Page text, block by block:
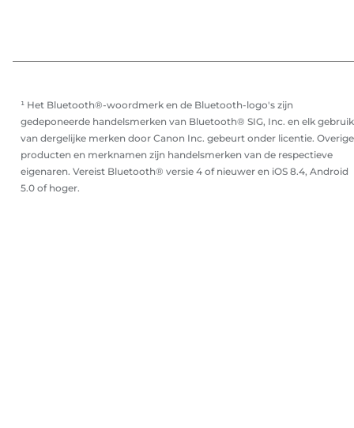
¹ Het Bluetooth®-woordmerk en de Bluetooth-logo's zijn
gedeponeerde handelsmerken van Bluetooth® SIG, Inc. en elk gebruik
van dergelijke merken door Canon Inc. gebeurt onder licentie. Overige
producten en merknamen zijn handelsmerken van de respectieve
eigenaren. Vereist Bluetooth® versie 4 of nieuwer en iOS 8.4, Android
5.0 of hoger.